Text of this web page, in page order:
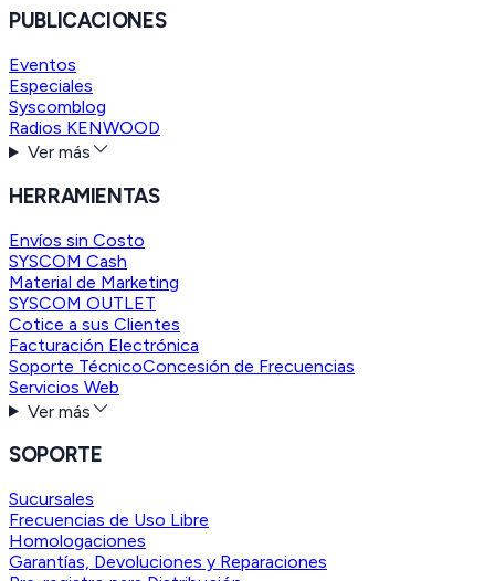
PUBLICACIONES
Eventos
Especiales
Syscomblog
Radios KENWOOD
Ver más
HERRAMIENTAS
Envíos sin Costo
SYSCOM Cash
Material de Marketing
SYSCOM OUTLET
Cotice a sus Clientes
Facturación Electrónica
Soporte TécnicoConcesión de Frecuencias
Servicios Web
Ver más
SOPORTE
Sucursales
Frecuencias de Uso Libre
Homologaciones
Garantías, Devoluciones y Reparaciones